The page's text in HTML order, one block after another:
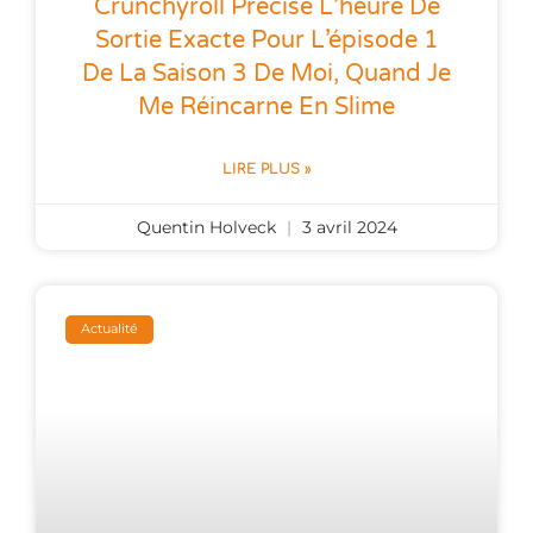
Crunchyroll Précise L’heure De
Sortie Exacte Pour L’épisode 1
De La Saison 3 De Moi, Quand Je
Me Réincarne En Slime
LIRE PLUS »
Quentin Holveck 3 avril 2024
Actualité